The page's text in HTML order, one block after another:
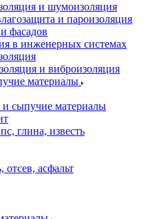
и шумоизоляция
и пароизоляция
фасадов
в инженерных системах
и виброизоляция
материалы
сыпучие материалы
глина, известь
асфальт